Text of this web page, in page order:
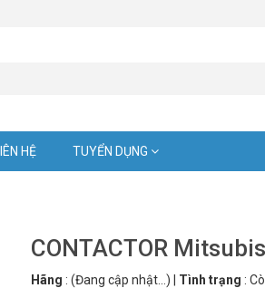
LIÊN HỆ TUYỂN DỤNG
CONTACTOR
Hãng : (Đang cập nhật...) Tình trạng :